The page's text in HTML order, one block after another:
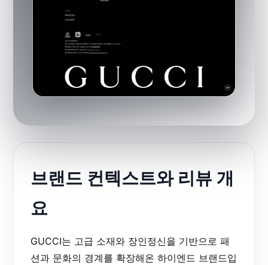
브랜드 컨텍스트와 리뷰 개
요
GUCCI는 고급 소재와 장인정신을 기반으로 패
션과 문화의 경계를 확장해온 하이엔드 브랜드입